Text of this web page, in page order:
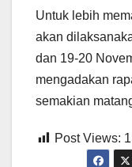
Untuk lebih
akan
dan 19-20
mengadakan
semakian
Post Views: